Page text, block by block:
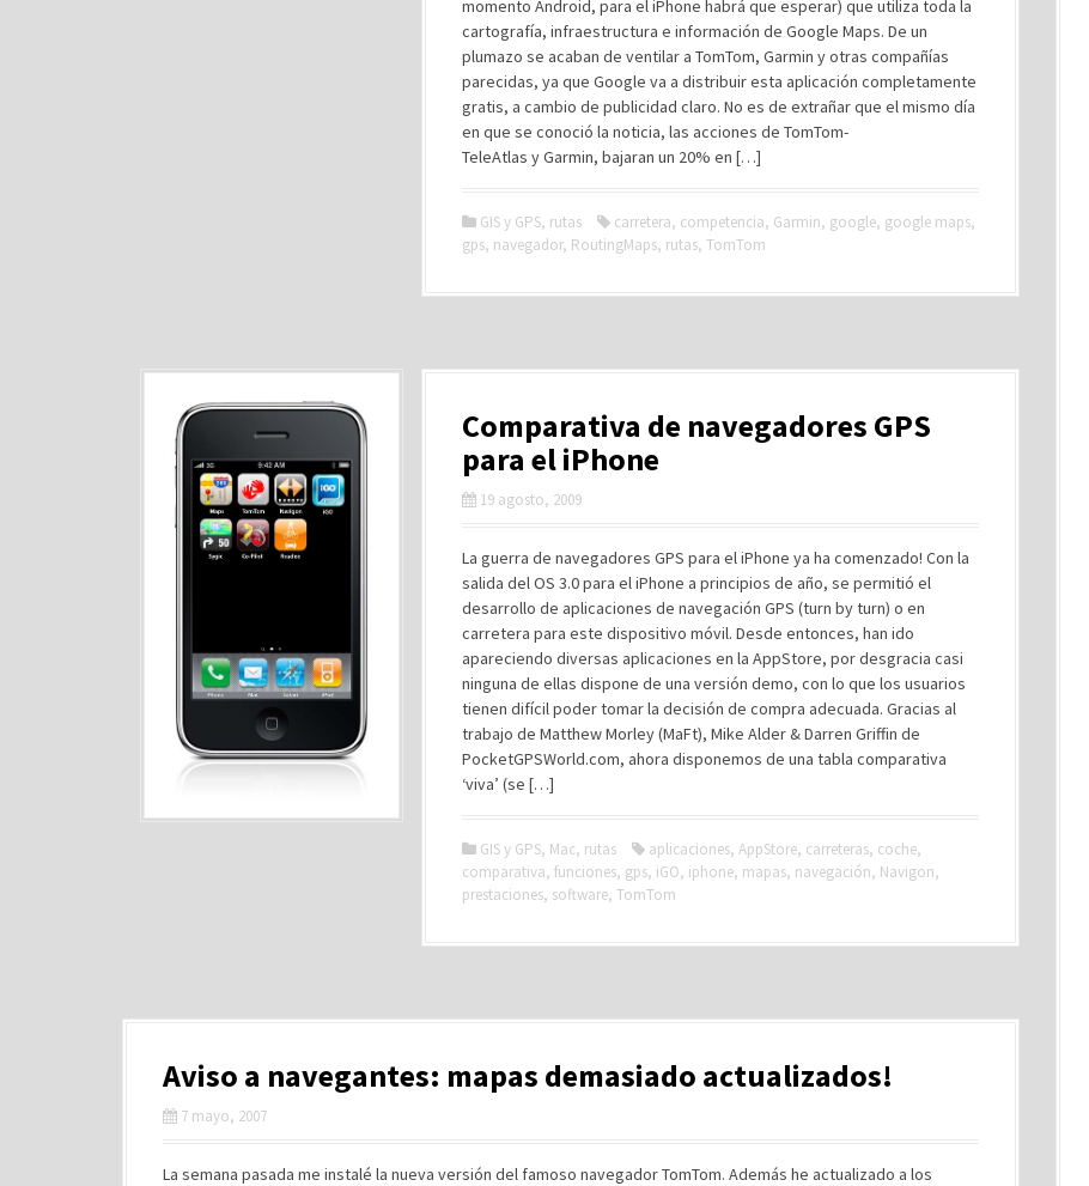
momento Android, para el iPhone habrá que esperar) que utiliza toda la
cartografía, infraestructura e información de Google Maps. De un
plumazo se acaban de ventilar a TomTom, Garmin y otras compañías
parecidas, ya que Google va a distribuir esta aplicación completamente
gratis, a cambio de publicidad claro. No es de extrañar que el mismo día
en que se conoció la noticia, las acciones de TomTom-
TeleAtlas y Garmin, bajaran un 20% en […]
GIS y GPS, rutas carretera, competencia, Garmin, google, google maps,
gps, navegador, RoutingMaps, rutas, TomTom
Comparativa de navegadores GPS
para el iPhone
19 agosto, 2009
La guerra de navegadores GPS para el iPhone ya ha comenzado! Con la
salida del OS 3.0 para el iPhone a principios de año, se permitió el
desarrollo de aplicaciones de navegación GPS (turn by turn) o en
carretera para este dispositivo móvil. Desde entonces, han ido
apareciendo diversas aplicaciones en la AppStore, por desgracia casi
ninguna de ellas dispone de una versión demo, con lo que los usuarios
tienen difícil poder tomar la decisión de compra adecuada. Gracias al
trabajo de Matthew Morley (MaFt), Mike Alder & Darren Griffin de
PocketGPSWorld.com, ahora disponemos de una tabla comparativa
‘viva’ (se […]
GIS y GPS, Mac, rutas aplicaciones, AppStore, carreteras, coche,
comparativa, funciones, gps, iGO, iphone, mapas, navegación, Navigon,
prestaciones, software, TomTom
Aviso a navegantes: mapas demasiado actualizados!
7 mayo, 2007
La semana pasada me instalé la nueva versión del famoso navegador TomTom. Además he actualizado a los